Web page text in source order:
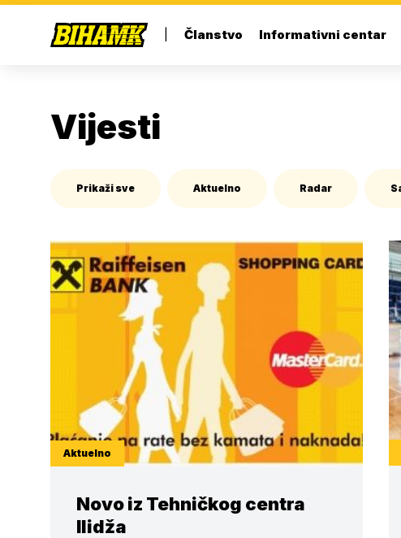
Članstvo Informativni centar
Vijesti
Prikaži sve Aktuelno Radar
Aktuelno
Novo iz Tehničkog centra
Ilidža